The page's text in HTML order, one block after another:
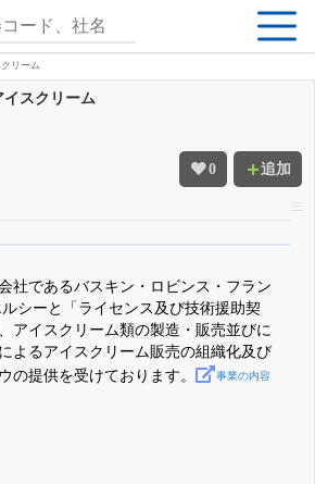
リーム
0 追加
スクリーム
でβ版をはじめる
と米株版の先行利用も付きます
社であるバスキン・ロビンス・フラン
シーと「ライセンス及び技術援助契
アイスクリーム類の製造・販売並びに
よるアイスクリーム販売の組織化及び
の提供を受けております。
事業の内容